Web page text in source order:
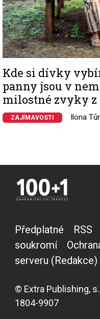
Kde si dívky
panny jsou v
milostné zvyky z
ZAJÍMAVOSTI Ilona
Předplatné RSS
soukromí
serveru (Redakce)
© Extra Publishing,
1804-9907